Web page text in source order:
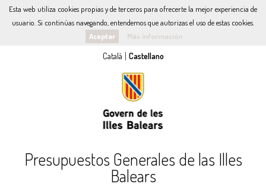
Esta web utiliza cookies propias y de terceros para ofrecerte la mejor experiencia de
usuario. Si continúas navegando, entendemos que autorizas el uso de estas cookies.
Aceptar
Más información
Presupuestos Generales de las Illes
Balears